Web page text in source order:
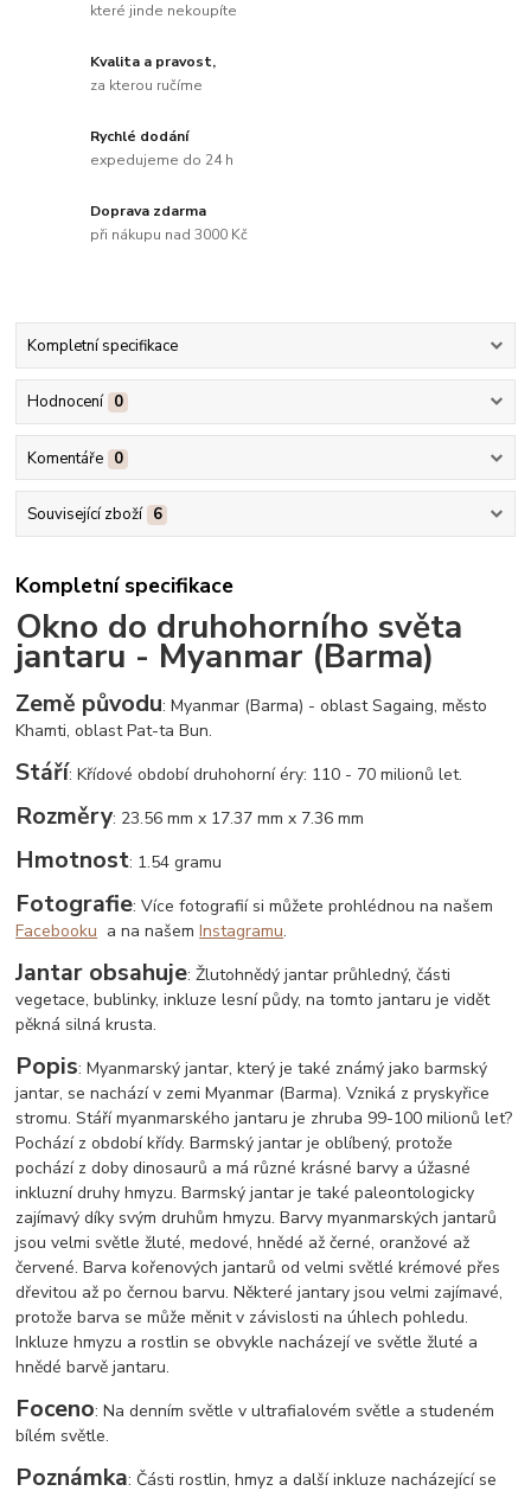
které jinde nekoupíte
Kvalita a pravost,
za kterou ručíme
Rychlé dodání
expedujeme do 24 h
Doprava zdarma
při nákupu nad 3000 Kč
Kompletní specifikace
Hodnocení 0
Komentáře 0
Související zboží 6
Kompletní specifikace
Okno do druhohorního světa
jantaru - Myanmar (Barma)
Země původu: Myanmar (Barma) - oblast Sagaing, město
Khamti, oblast Pat-ta Bun.
Stáří: Křídové období druhohorní éry: 110 - 70 milionů let.
Rozměry: 23.56 mm x 17.37 mm x 7.36 mm
Hmotnost: 1.54 gramu
Fotografie: Více fotografií si můžete prohlédnou na našem
Facebooku a na našemInstagramu.
Jantar obsahuje: Žlutohnědý jantar průhledný, části
vegetace, bublinky, inkluze lesní půdy, na tomto jantaru je vidět
pěkná silná krusta.
Popis: Myanmarský jantar, který je také známý jako barmský
jantar, se nachází v zemi Myanmar (Barma). Vzniká z pryskyřice
stromu. Stáří myanmarského jantaru je zhruba 99-100 milionů let?
Pochází z období křídy. Barmský jantar je oblíbený, protože
pochází z doby dinosaurů a má různé krásné barvy a úžasné
inkluzní druhy hmyzu. Barmský jantar je také paleontologicky
zajímavý díky svým druhům hmyzu. Barvy myanmarských jantarů
jsou velmi světle žluté, medové, hnědé až černé, oranžové až
červené. Barva kořenových jantarů od velmi světlé krémové přes
dřevitou až po černou barvu. Některé jantary jsou velmi zajímavé,
protože barva se může měnit v závislosti na úhlech pohledu.
Inkluze hmyzu a rostlin se obvykle nacházejí ve světle žluté a
hnědé barvě jantaru.
Foceno: Na denním světle v ultrafialovém světle a studeném
bílém světle.
Poznámka: Části rostlin, hmyz a další inkluze nacházející se